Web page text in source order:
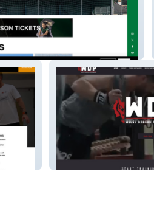
Welsh Dragon Program